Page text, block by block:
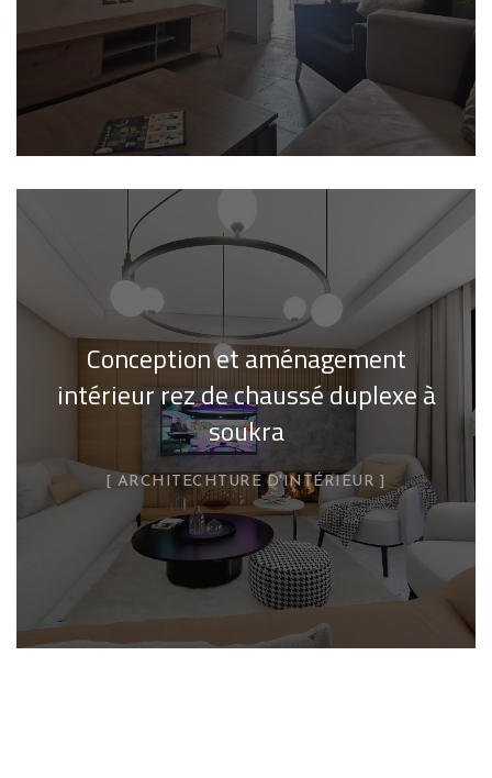
Conception et aménagement
intérieur rez de chaussé duplexe à
soukra
ARCHITECHTURE D'INTÉRIEUR